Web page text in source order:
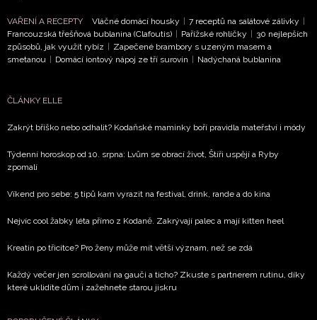
VAŘENÍ A RECEPTY Vláčné domácí housky | 7 receptů na salátové zálivky |
Francouzská třešňová bublanina (Clafoutis) | Pařížské rohlíčky | 30 nejlepších
způsobů, jak využít rybíz | Zapečené brambory s uzeným masem a
smetanou | Domácí iontový nápoj ze tří surovin | Nadýchaná bublanina
ČLÁNKY ELLE
Zakrýt bříško nebo odhalit? Kodaňské maminky boří pravidla mateřství i módy
Týdenní horoskop od 10. srpna: Lvům se obrací život, Štíři uspějí a Ryby
zpomalí
Víkend pro sebe: 5 tipů kam vyrazit na festival, drink, rande a do kina
Nejvíc cool žabky léta přímo z Kodaně. Zakrývají palec a mají kitten heel
Kreatin po třicítce? Pro ženy může mít větší význam, než se zdá
Každý večer jen scrollování na gauči a ticho? Zkuste s partnerem rutinu, díky
které uklidíte dům i zažehnete starou jiskru